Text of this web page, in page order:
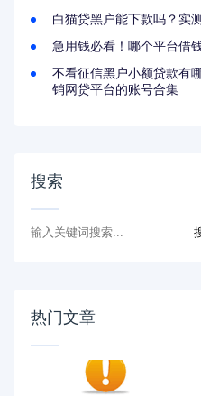
白猫贷黑户能下款吗？实
急用钱必看！哪个平台借
不看征信黑户小额贷款有
销网贷平台的账号合集
搜索
热门文章